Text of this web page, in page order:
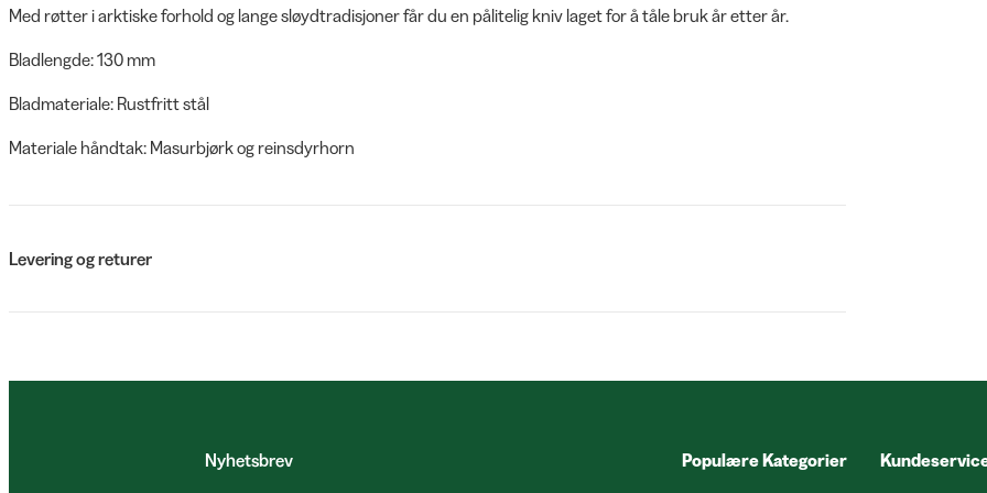
Med røtter i arktiske forhold og lange sløydtradisjoner får du en pålitelig kniv laget for å tåle bruk år etter år.
Bladlengde: 130 mm
Bladmateriale: Rustfritt stål
Materiale håndtak: Masurbjørk og reinsdyrhorn
Levering og returer
Nyhetsbrev Populære Kategorier